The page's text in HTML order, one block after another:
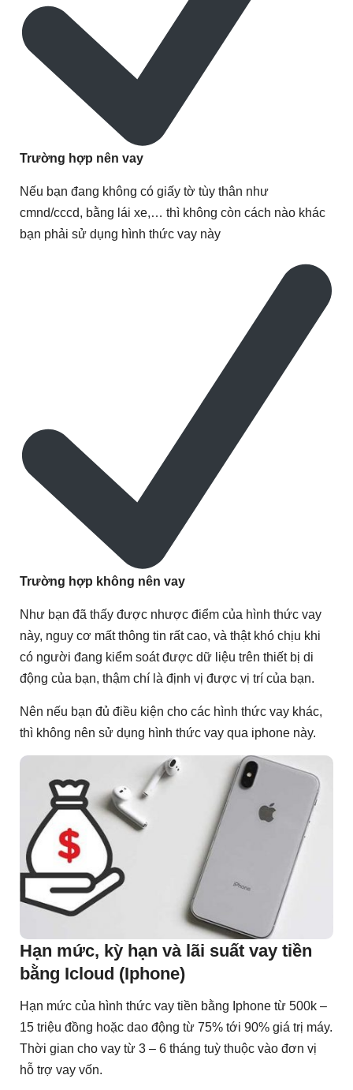
Trường hợp nên vay
Nếu bạn đang không có giấy tờ tùy thân như
cmnd/cccd, bằng lái xe,… thì không còn cách nào khác
bạn phải sử dụng hình thức vay này
Trường hợp không nên vay
Như bạn đã thấy được nhược điểm của hình thức vay
này, nguy cơ mất thông tin rất cao, và thật khó chịu khi
có người đang kiểm soát được dữ liệu trên thiết bị di
động của bạn, thậm chí là định vị được vị trí của bạn.
Nên nếu bạn đủ điều kiện cho các hình thức vay khác,
thì không nên sử dụng hình thức vay qua iphone này.
Hạn mức, kỳ hạn và lãi suất vay tiền
bằng Icloud (Iphone)
Hạn mức của hình thức vay tiền bằng Iphone từ 500k –
15 triệu đồng hoặc dao động từ 75% tới 90% giá trị máy.
Thời gian cho vay từ 3 – 6 tháng tuỳ thuộc vào đơn vị
hỗ trợ vay vốn.